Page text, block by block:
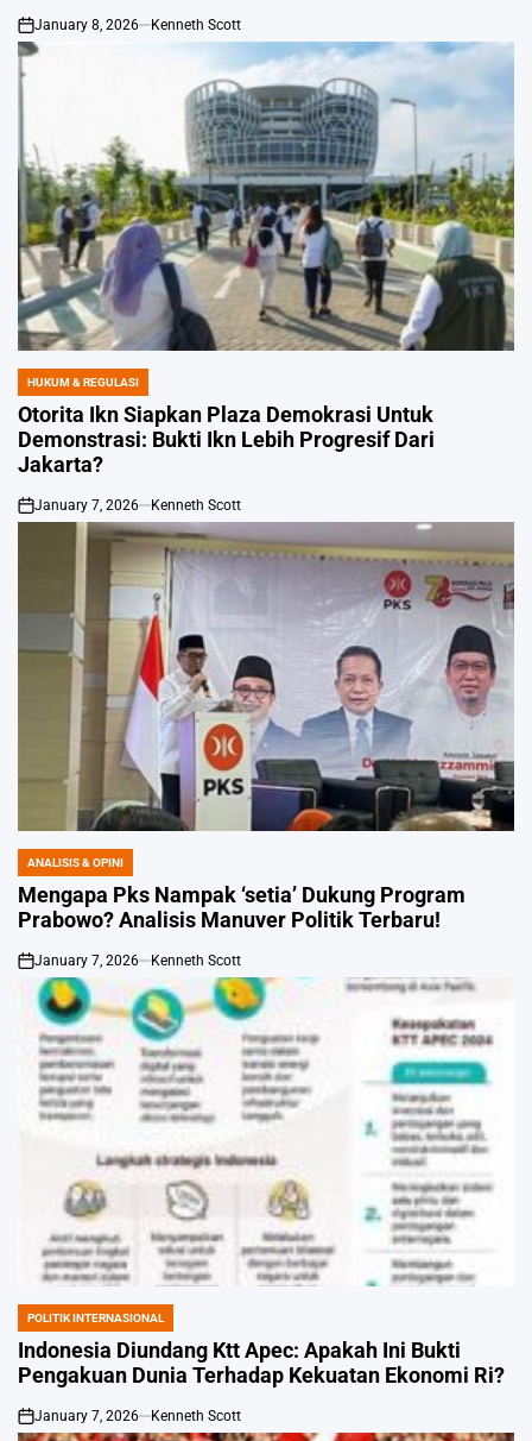
on
January 8, 2026 Kenneth Scott
POSTED
IN
HUKUM & REGULASI
Otorita Ikn Siapkan Plaza Demokrasi Untuk
Demonstrasi: Bukti Ikn Lebih Progresif Dari
Jakarta?
on
January 7, 2026 Kenneth Scott
POSTED
IN
ANALISIS & OPINI
Mengapa Pks Nampak ‘setia’ Dukung Program
Prabowo? Analisis Manuver Politik Terbaru!
on
January 7, 2026 Kenneth Scott
POSTED
IN
POLITIK INTERNASIONAL
Indonesia Diundang Ktt Apec: Apakah Ini Bukti
Pengakuan Dunia Terhadap Kekuatan Ekonomi Ri?
on
January 7, 2026 Kenneth Scott